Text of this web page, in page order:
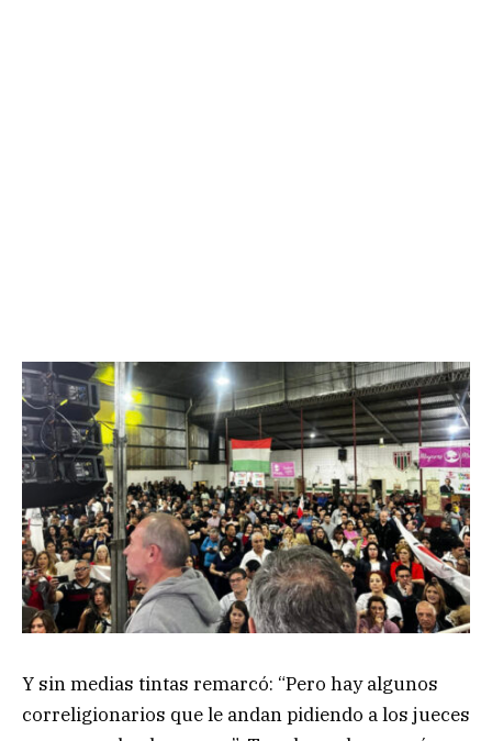
Y sin medias tintas remarcó: “Pero hay algunos
correligionarios que le andan pidiendo a los jueces